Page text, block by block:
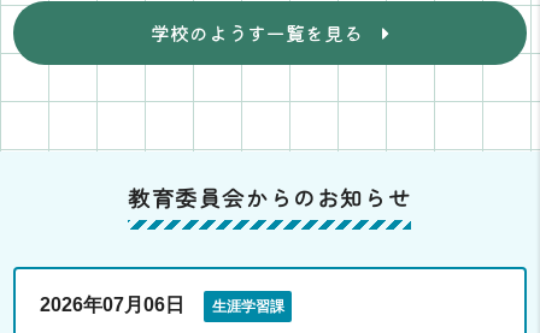
学校のようす一覧を見る
教育委員会からのお知らせ
2026年07月06日 生涯学習課